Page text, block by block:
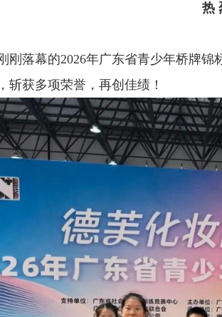
热
刚落幕的2026年广东省青少年桥牌
斩获多项荣誉，再创佳绩！